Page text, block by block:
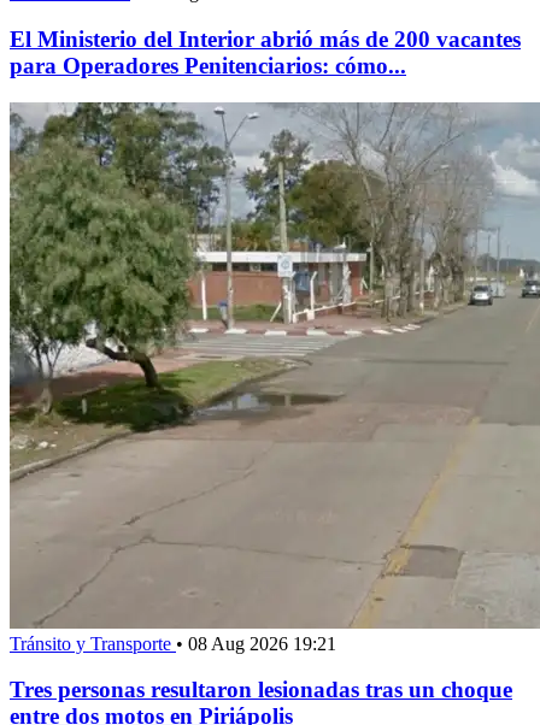
El Ministerio del Interior abrió más de 200 vacantes
para Operadores Penitenciarios: cómo...
Tránsito y Transporte • 08 Aug 2026 19:21
Tres personas resultaron lesionadas tras un choque
entre dos motos en Piriápolis